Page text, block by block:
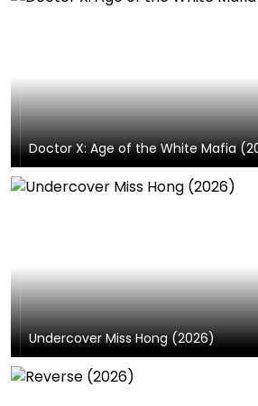
Doctor X: Age of the White Mafia
Undercover Miss Hong (2026)